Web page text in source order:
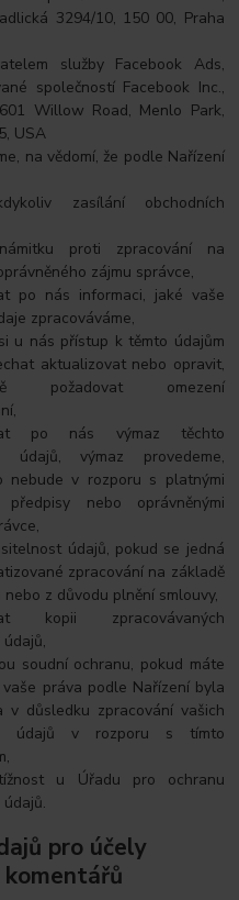
3294/10, 150 00, Praha
služby Facebook Ads,
společností Facebook Inc.,
Willow Road, Menlo Park,
USA
na vědomí, že podle Nařízení
zasílání obchodních
proti zpracování na
zájmu správce,
po nás informaci, jaké vaše
zpracováváme,
u nás přístup k těmto údajům
aktualizovat nebo opravit,
požadovat omezení
po nás výmaz těchto
údajů, výmaz provedeme,
nebude v rozporu s platnými
předpisy nebo oprávněnými
údajů, pokud se jedná
zpracování na základě
nebo z důvodu plnění smlouvy,
kopii zpracovávaných
soudní ochranu, pokud máte
práva podle Nařízení byla
v důsledku zpracování vašich
údajů v rozporu s tímto
u Úřadu pro ochranu
pro účely
komentářů